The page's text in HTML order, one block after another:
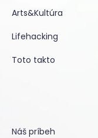
Arts&Kultúra
Lifehacking
Toto takto
Náš príbeh